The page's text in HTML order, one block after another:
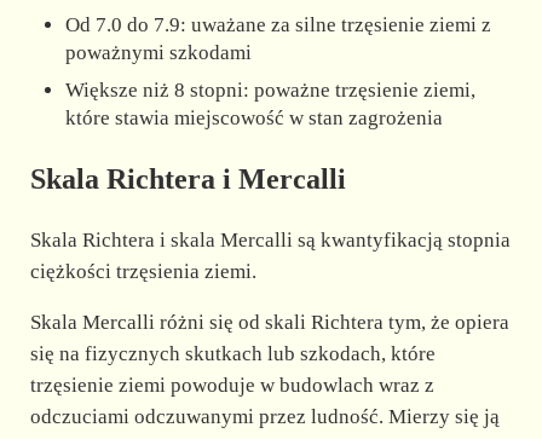
Od 7.0 do 7.9: uważane za silne trzęsienie ziemi z
poważnymi szkodami
Większe niż 8 stopni: poważne trzęsienie ziemi,
które stawia miejscowość w stan zagrożenia
Skala Richtera i Mercalli
Skala Richtera i skala Mercalli są kwantyfikacją stopnia
ciężkości trzęsienia ziemi.
Skala Mercalli różni się od skali Richtera tym, że opiera
się na fizycznych skutkach lub szkodach, które
trzęsienie ziemi powoduje w budowlach wraz z
odczuciami odczuwanymi przez ludność. Mierzy się ją